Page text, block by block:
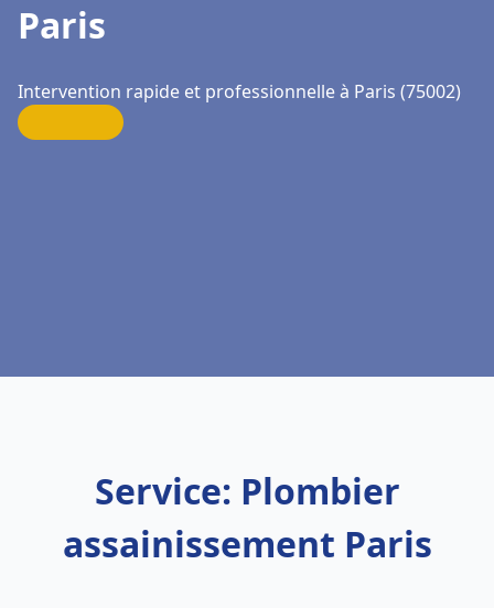
Paris
Intervention rapide et professionnelle à Paris (75002)
Service: Plombier
assainissement Paris